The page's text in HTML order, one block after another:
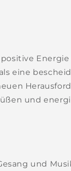
Energie
eine
und
und